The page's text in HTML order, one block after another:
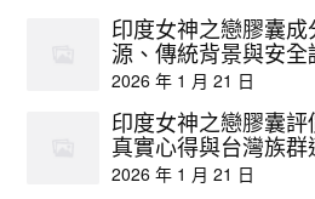
印度女神之戀膠囊
源、傳統背景與安全
2026 年 1 月 21 日
印度女神之戀膠囊評
真實心得與台灣族
2026 年 1 月 21 日